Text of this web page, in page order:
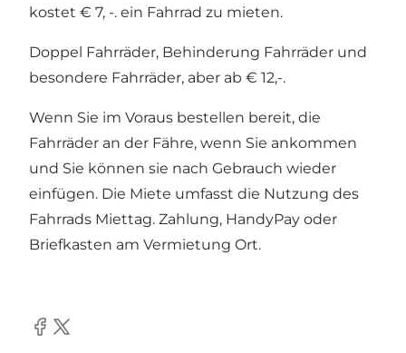
kostet € 7, -. ein Fahrrad zu mieten.
Doppel Fahrräder, Behinderung Fahrräder und
besondere Fahrräder, aber ab € 12,-.
Wenn Sie im Voraus bestellen bereit, die
Fahrräder an der Fähre, wenn Sie ankommen
und Sie können sie nach Gebrauch wieder
einfügen. Die Miete umfasst die Nutzung des
Fahrrads Miettag. Zahlung, HandyPay oder
Briefkasten am Vermietung Ort.
Facebook
Twitter